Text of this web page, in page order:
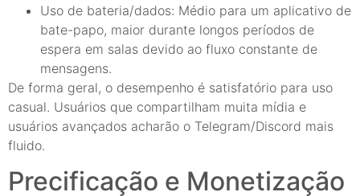
Uso de bateria/dados: Médio para um aplicativo de
bate-papo, maior durante longos períodos de
espera em salas devido ao fluxo constante de
mensagens.
De forma geral, o desempenho é satisfatório para uso
casual. Usuários que compartilham muita mídia e
usuários avançados acharão o Telegram/Discord mais
fluido.
Precificação e Monetização